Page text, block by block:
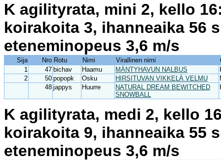
K agilityrata, mini 2, kello
koirakoita 3, ihanneaika 56
eteneminopeus 3,6 m/s
Sija Nro Rotu Nimi Virallinen nimi
1
47 bichav Haamu MÄNTYHAVUN NALBUS
2
50 popopk Osku HIRSITUVAN VIKKELÄ VELMU
48 jappys Huurre
NATURAL DREAM BEWITCHED
SNOWBALL
K agilityrata, medi 2, kello
koirakoita 9, ihanneaika 55
eteneminopeus 3,6 m/s